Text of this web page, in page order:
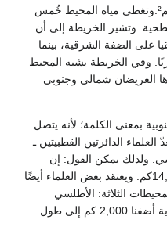
الخلجان لتصبح المساحة 106ملايين كم².وتغطي مياه المحيط خُمس
وتشير الخريطة إلى أن
على الضفة الشرقية، بينما
وفي الخريطة يشبه المحيط
العريضان شمالي وجنوبي
بمعنى الكلمة؛ لأنه يتصل
الدائرتين القطبيتين ـ
ولذلك يمكن القول: إن
المحيط الأطلسي يمتد على طول14,000كم. ويعتقد بعض العلماء أيضًا
الثلاثة: الأطلسي
والهندي والهادئ. فإذا أخذنا هذه النظرية أضفنا 2,000 كم إلى طول